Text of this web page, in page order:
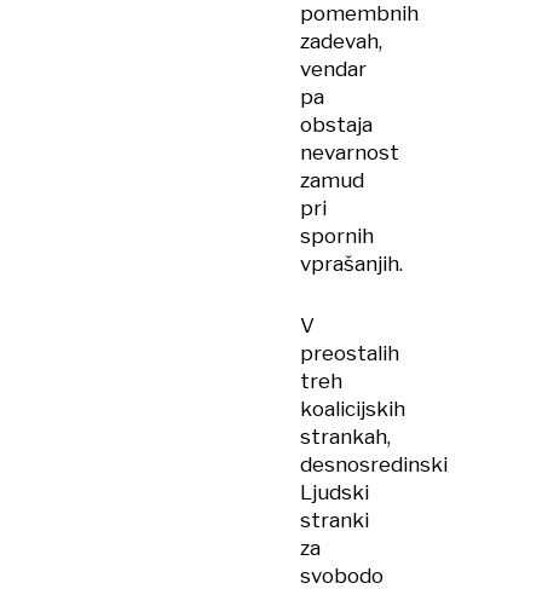
pomembnih
zadevah,
vendar
pa
obstaja
nevarnost
zamud
pri
spornih
vprašanjih.
V
preostalih
treh
koalicijskih
strankah,
desnosredinski
Ljudski
stranki
za
svobodo